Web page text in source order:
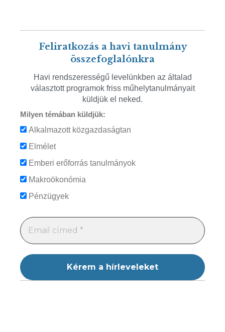
Feliratkozás a havi tanulmány
összefoglalónkra
Havi rendszerességű levelünkben az általad
választott programok friss műhelytanulmányait
küldjük el neked.
Milyen témában küldjük:
Alkalmazott közgazdaságtan
Elmélet
Emberi erőforrás tanulmányok
Makroökonómia
Pénzügyek